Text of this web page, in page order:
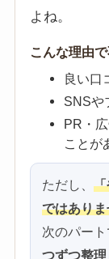
よね。
こんな理由
良い口
SNSや
PR・
ことが
ただし、 「
ではあり
次のパー
つずつ整理